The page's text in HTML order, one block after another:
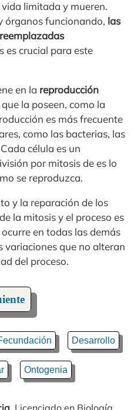
limitada y mueren.
órganos funcionando, las
es crucial para este
en la reproducción
la poseen, como la
es más frecuente
como las bacterias, las
célula es un
por mitosis de es lo
se reproduzca.
y la reparación de los
la mitosis y el proceso es
en todas las demás
variaciones que no alteran
del proceso.
Desarrollo
Ontogenia
. Licenciado en Biología